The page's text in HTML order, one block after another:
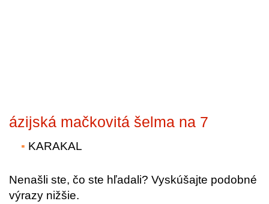
ázijská mačkovitá šelma na 7
KARAKAL
Nenašli ste, čo ste hľadali? Vyskúšajte podobné
výrazy nižšie.